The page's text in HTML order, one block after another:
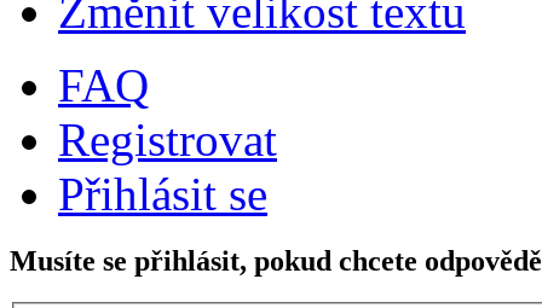
Změnit velikost textu
FAQ
Registrovat
Přihlásit se
Musíte se přihlásit, pokud chcete